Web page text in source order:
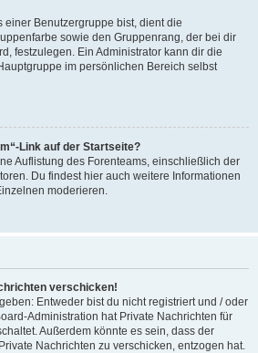
einer Benutzergruppe bist, dient die
sowie den Gruppenrang, der bei dir
festzulegen. Ein Administrator kann dir die
im persönlichen Bereich selbst
Link auf der Startseite?
Auflistung des Forenteams, einschließlich der
Du findest hier auch weitere Informationen
moderieren.
verschicken!
Entweder bist du nicht registriert und / oder
Administration hat Private Nachrichten für
Außerdem könnte es sein, dass der
Nachrichten zu verschicken, entzogen hat.